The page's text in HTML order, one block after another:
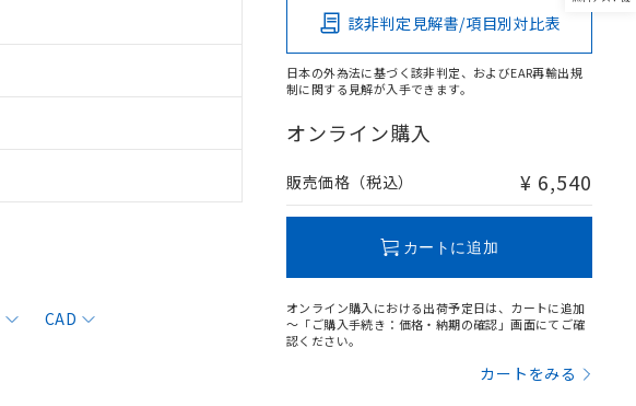
CAD
該非判定見解書/項目別対比表
日本の外為法に基づく該非判定、およびEAR再輸出規
制に関する見解が入手できます。
オンライン購入
販売価格（税込） ¥ 6,540
カートに追加
オンライン購入における出荷予定日は、カートに追加
～「ご購入手続き：価格・納期の確認」画面にてご確
認ください。
カートをみる